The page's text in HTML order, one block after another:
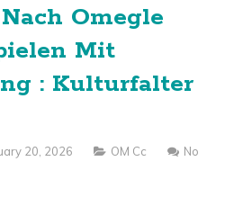
Omegle
Mit
: Kulturfalter
20, 2026 OM Cc
No